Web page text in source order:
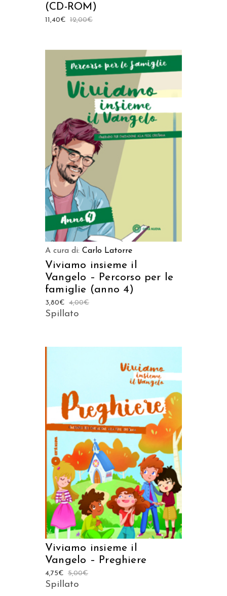
(CD-ROM)
12,00€
11,40€
AGGIUNGI AL CARRELLO
A cura di: Carlo Latorre
Viviamo insieme il
Vangelo – Percorso per le
famiglie (anno 4)
4,00€
3,80€
Spillato
AGGIUNGI AL CARRELLO
Viviamo insieme il
Vangelo – Preghiere
5,00€
4,75€
Spillato